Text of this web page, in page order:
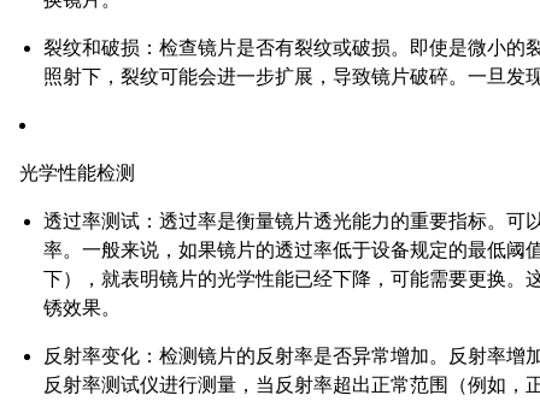
裂纹和破损 ：检查镜片是否有裂纹或破损。即使是微小
照射下，裂纹可能会进一步扩展，导致镜片破碎。一旦发
光学性能检测
透过率测试 ：透过率是衡量镜片透光能力的重要指标。
率。一般来说，如果镜片的透过率低于设备规定的最低阈
下），就表明镜片的光学性能已经下降，可能需要更换。
锈效果。
反射率变化 ：检测镜片的反射率是否异常增加。反射率
反射率测试仪进行测量，当反射率超出正常范围（例如，